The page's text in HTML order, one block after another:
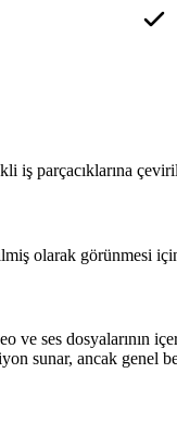
parçacıklarına
olarak görünmesi
ve ses
sunar, ancak genel